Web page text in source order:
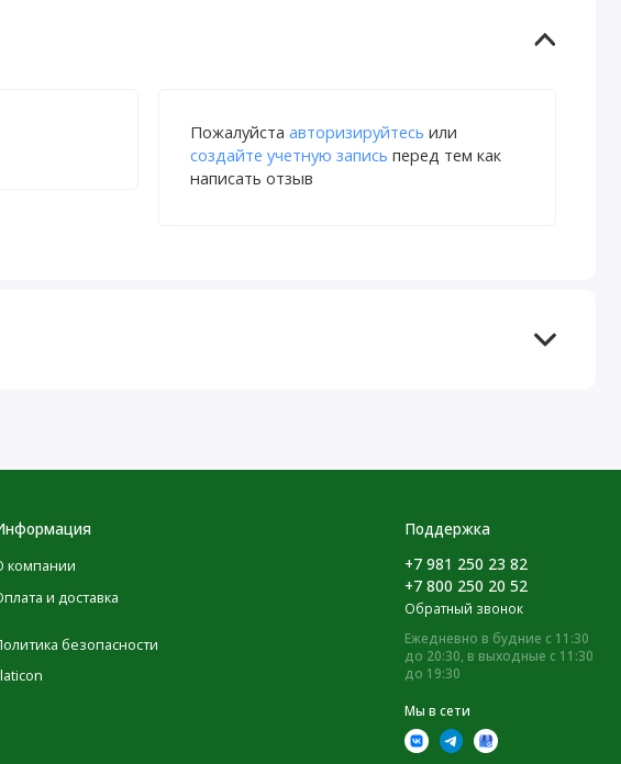
Пожалуйста авторизируйтесь или
создайте учетную запись перед тем как
написать отзыв
компании
и доставка
безопасности
Поддержка
+7 981 250 23 82
+7 800 250 20 52
Обратный звонок
Ежедневно в будние с 11:30
до 20:30, в выходные с 11:30
до 19:30
Мы в сети